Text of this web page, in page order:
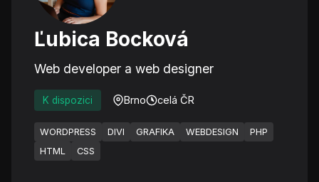
Ľubica Bocková
Web developer a web designer
K dispozici Brno celá ČR
WORDPRESS DIVI GRAFIKA WEBDESIGN
PHP
HTML
CSS